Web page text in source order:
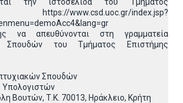
index.jsp?
να απευθύνονται στη γραμματεία
Σπουδών του Τμήματος Επιστήμης
Σπουδών
Υπολογιστών
Βουτών, Τ.Κ. 70013, Ηράκλειο, Κρήτη